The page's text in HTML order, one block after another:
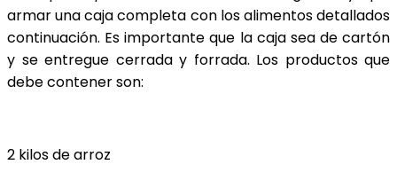
armar una caja completa con los alimentos detallados
continuación. Es importante que la caja sea de cartón
y se entregue cerrada y forrada. Los productos que
debe contener son:
2 kilos de arroz